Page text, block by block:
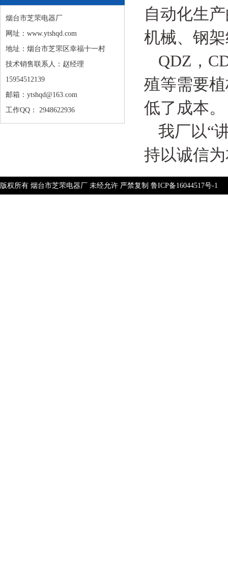
烟台市芝罘电器厂
网址：www.ytshqd.com
地址：烟台市芝罘区幸福十一村
技术销售联系人：赵经理
15954512139
邮箱：ytshqd@163.com
工作QQ： 2948622936
自动化生
机械、钢
QDZ，
殖等需要
低了成本。
我厂以“
持以诚信
版权所有 烟台市芝罘电器厂 未经允许 严禁复制 鲁ICP备16044517号-1